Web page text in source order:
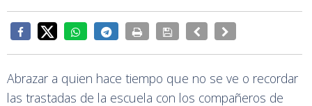
Abrazar a quien hace tiempo que no se ve o recordar
las trastadas de la escuela con los compañeros de